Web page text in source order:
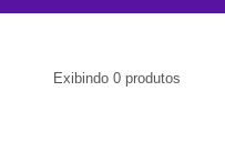
Exibindo 0 produtos